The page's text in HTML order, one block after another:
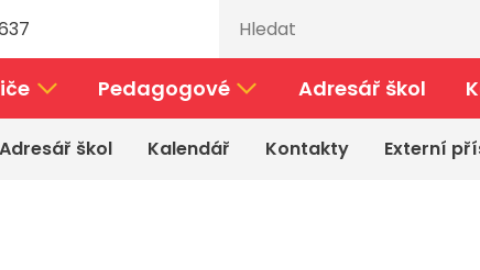
Pedagogové Adresář škol
Adresář škol Kalendář Kontakty Externí